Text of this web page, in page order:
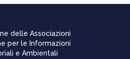
delle Associazioni
per le Informazioni
e Ambientali